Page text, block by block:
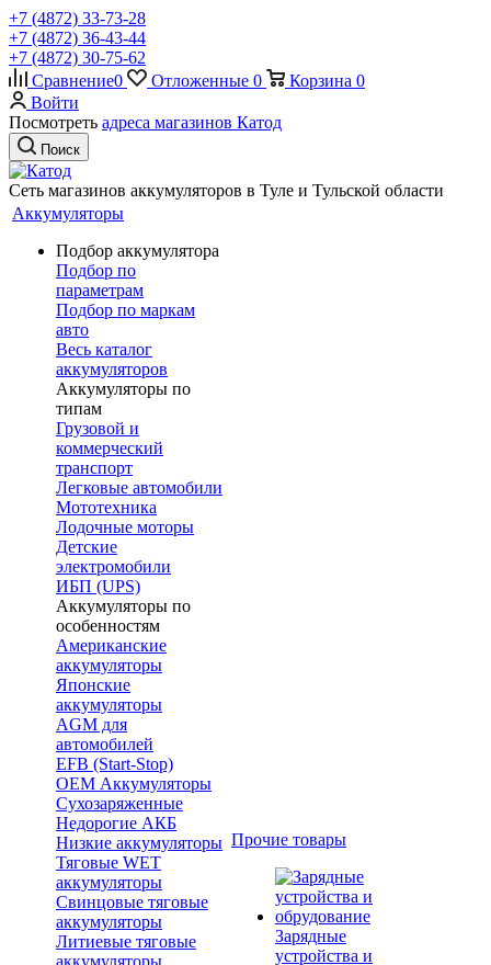
+7 (4872) 33-73-28
+7 (4872) 36-43-44
+7 (4872) 30-75-62
Сравнение0 Отложенные 0 Корзина 0
Войти
Посмотреть адреса магазинов Катод
Поиск
Сеть магазинов аккумуляторов в Туле и Тульской области
Аккумуляторы
Подбор аккумулятора
Подбор по
параметрам
Подбор по маркам
авто
Весь каталог
аккумуляторов
Аккумуляторы по
типам
Грузовой и
коммерческий
транспорт
Легковые автомобили
Мототехника
Лодочные моторы
Детские
электромобили
ИБП (UPS)
Аккумуляторы по
особенностям
Американские
аккумуляторы
Японские
аккумуляторы
AGM для
автомобилей
EFB (Start-Stop)
OEM Аккумуляторы
Сухозаряженные
Недорогие АКБ
Низкие аккумуляторы
Тяговые WET
аккумуляторы
Свинцовые тяговые
аккумуляторы
Литиевые тяговые
аккумуляторы
Прочие товары
Зарядные
устройства и